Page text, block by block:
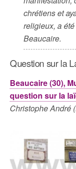
chrétiens et
religieux, a
Beaucaire.
Question sur la
Beaucaire (30),
question sur la
Christophe André